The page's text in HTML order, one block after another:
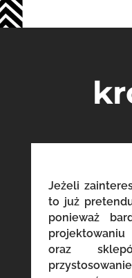
Jeżeli
to już
ponieważ
oraz